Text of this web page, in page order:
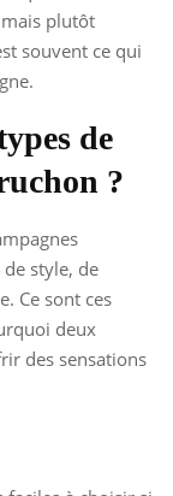
mais plutôt
souvent ce qui
de
?
style, de
Ce sont ces
deux
des sensations